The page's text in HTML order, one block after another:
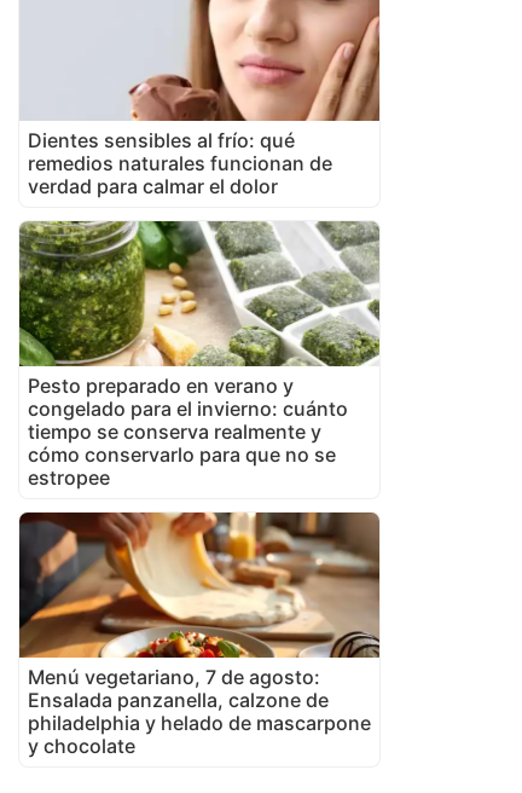
Dientes sensibles al frío: qué
remedios naturales funcionan de
verdad para calmar el dolor
Pesto preparado en verano y
congelado para el invierno: cuánto
tiempo se conserva realmente y
cómo conservarlo para que no se
estropee
Menú vegetariano, 7 de agosto:
Ensalada panzanella, calzone de
philadelphia y helado de mascarpone
y chocolate